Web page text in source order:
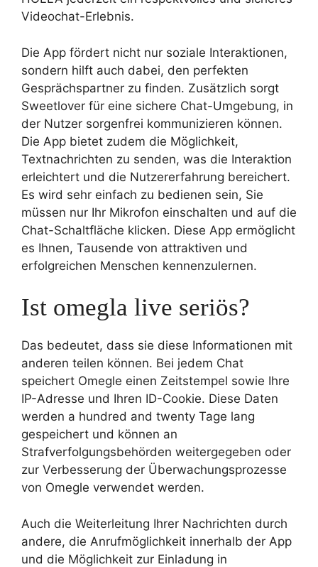
Videochat-Erlebnis.
Die App fördert nicht nur soziale Interaktionen,
sondern hilft auch dabei, den perfekten
Gesprächspartner zu finden. Zusätzlich sorgt
Sweetlover für eine sichere Chat-Umgebung, in
der Nutzer sorgenfrei kommunizieren können.
Die App bietet zudem die Möglichkeit,
Textnachrichten zu senden, was die Interaktion
erleichtert und die Nutzererfahrung bereichert.
Es wird sehr einfach zu bedienen sein, Sie
müssen nur Ihr Mikrofon einschalten und auf die
Chat-Schaltfläche klicken. Diese App ermöglicht
es Ihnen, Tausende von attraktiven und
erfolgreichen Menschen kennenzulernen.
Ist omegla live seriös?
Das bedeutet, dass sie diese Informationen mit
anderen teilen können. Bei jedem Chat
speichert Omegle einen Zeitstempel sowie Ihre
IP-Adresse und Ihren ID-Cookie. Diese Daten
werden a hundred and twenty Tage lang
gespeichert und können an
Strafverfolgungsbehörden weitergegeben oder
zur Verbesserung der Überwachungsprozesse
von Omegle verwendet werden.
Auch die Weiterleitung Ihrer Nachrichten durch
andere, die Anrufmöglichkeit innerhalb der App
und die Möglichkeit zur Einladung in